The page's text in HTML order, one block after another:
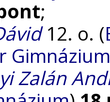
;
12. o. (
Gimnázium
Zalán